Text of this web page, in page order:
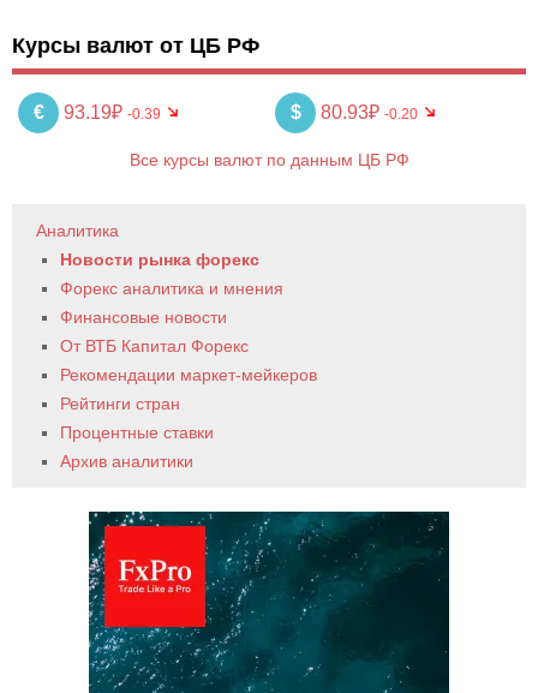
Курсы валют от ЦБ РФ
€ 93.19₽ -0.39 $ 80.93₽ -0.20
Все курсы валют по данным ЦБ РФ
Аналитика
Новости рынка форекс
Форекс аналитика и мнения
Финансовые новости
От ВТБ Капитал Форекс
Рекомендации маркет-мейкеров
Рейтинги стран
Процентные ставки
Архив аналитики